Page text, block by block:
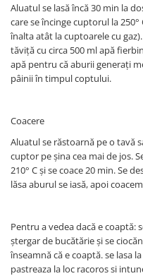
Aluatul se lasă încă 30 min la
care se încinge cuptorul la
înalta atât la cuptoarele cu
tăviță cu circa 500 ml apă
apă pentru că aburii generați
pâinii în timpul coptului.
Coacere
Aluatul se răstoarnă pe o tavă
cuptor pe șina cea mai de jos.
210° C și se coace 20 min. Se
lăsa aburul se iasă, apoi
Pentru a vedea dacă e coaptă:
ștergar de bucătărie și se
înseamnă că e coaptă. se lasa
pastreaza la loc racoros si